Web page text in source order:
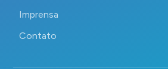
Imprensa
Contato